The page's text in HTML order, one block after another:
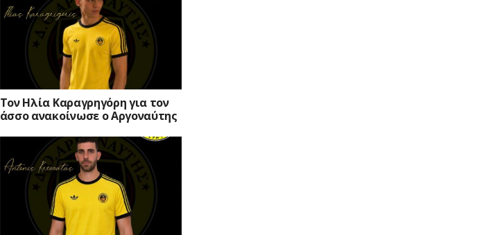
Τον Ηλία Καραγρηγόρη για τον
άσσο ανακοίνωσε ο Αργοναύτης